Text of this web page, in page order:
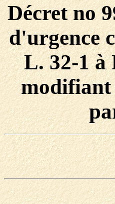
Décret no
d'urgence
L. 32-1 à
modifiant